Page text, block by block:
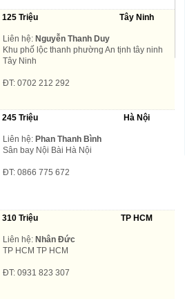
125 Triệu Tây Ninh
Liên hệ: Nguyễn Thanh Duy
Khu phố lộc thanh phường An tịnh tây ninh
Tây Ninh
ĐT: 0702 212 292
245 Triệu Hà Nội
Liên hệ: Phan Thanh Bình
Sân bay Nội Bài Hà Nội
ĐT: 0866 775 672
310 Triệu TP HCM
Liên hệ: Nhân Đức
TP HCM TP HCM
ĐT: 0931 823 307